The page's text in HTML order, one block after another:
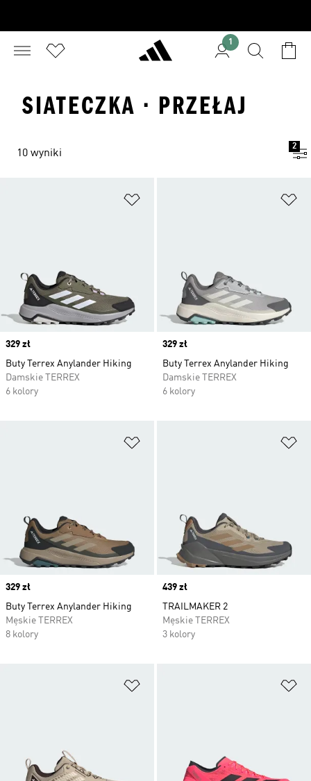
1
SIATECZKA · PRZEŁAJ
10 wyniki
2
Price
329 zł
Buty Terrex Anylander Hiking
Damskie TERREX
6 kolory
Price
329 zł
Buty Terrex Anylander Hiking
Damskie TERREX
6 kolory
Price
329 zł
Buty Terrex Anylander Hiking
Męskie TERREX
8 kolory
Price
439 zł
TRAILMAKER 2
Męskie TERREX
3 kolory